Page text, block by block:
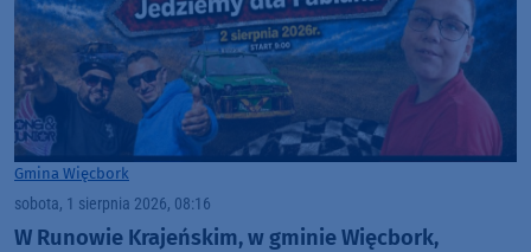
Gmina Więcbork
sobota, 1 sierpnia 2026, 08:16
W Runowie Krajeńskim, w gminie Więcbork,